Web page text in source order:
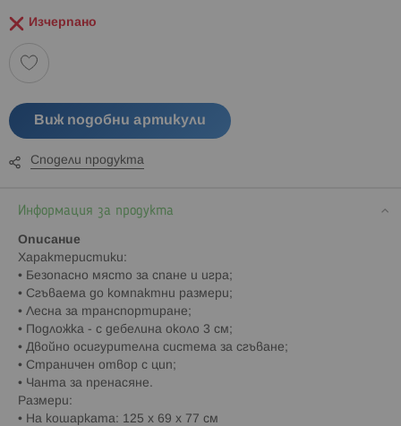
Изчерпано
Виж подобни артикули
Сподели продукта
Информация за продукта
Описание
Характеристики:
• Безопасно място за спане и игра;
• Сгъваема до компактни размери;
• Лесна за транспортиране;
• Подложка - с дебелина около 3 см;
• Двойно осигурителна система за сгъване;
• Страничен отвор с цип;
• Чанта за пренасяне.
Размери:
• На кошарката: 125 х 69 х 77 см